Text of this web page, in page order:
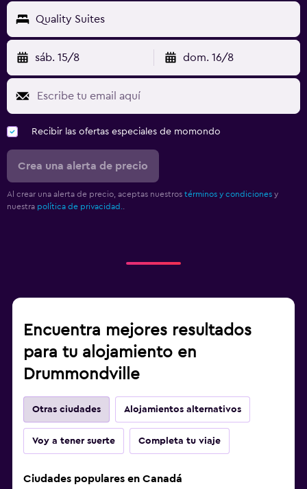
Quality Suites
sáb. 15/8 dom. 16/8
Recibir las ofertas especiales de momondo
Crea una alerta de precio
Al crear una alerta de precio, aceptas nuestros términos y condiciones y
nuestra política de privacidad.
Encuentra mejores resultados
para tu alojamiento en
Drummondville
Otras ciudades Alojamientos alternativos
Voy a tener suerte Completa tu viaje
Ciudades populares en Canadá